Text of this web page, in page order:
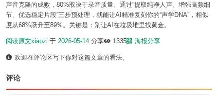
声音克隆的成败，80%取决于录音质量。通过“提取纯净人声、增强高频细
节、优选稳定片段”三步预处理，就能让AI精准复刻你的“声学DNA”，相似
度从68%跃升至89%。关键是：别让AI在垃圾堆里找黄金。
阅读原文xiaozi 于 2026-05-14 分享 1335 海报分享
欢迎在评论区写下你对这篇文章的看法。
评论